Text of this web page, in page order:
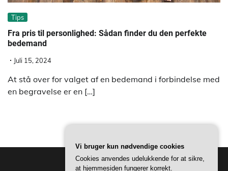
Tips
Fra pris til personlighed: Sådan finder du den perfekte
bedemand
Juli 15, 2024
At stå over for valget af en bedemand i forbindelse med
en begravelse er en […]
Vi bruger kun nødvendige cookies
Cookies anvendes udelukkende for at sikre,
at hjemmesiden fungerer korrekt.